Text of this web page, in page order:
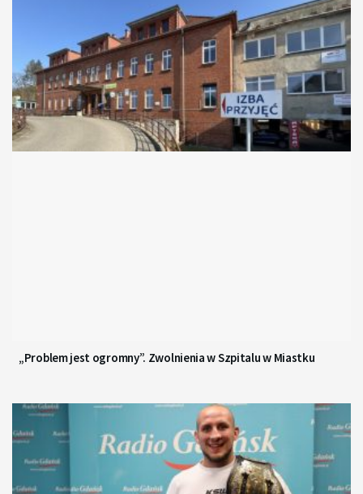
„Problem jest ogromny”. Zwolnienia w Szpitalu w Miastku